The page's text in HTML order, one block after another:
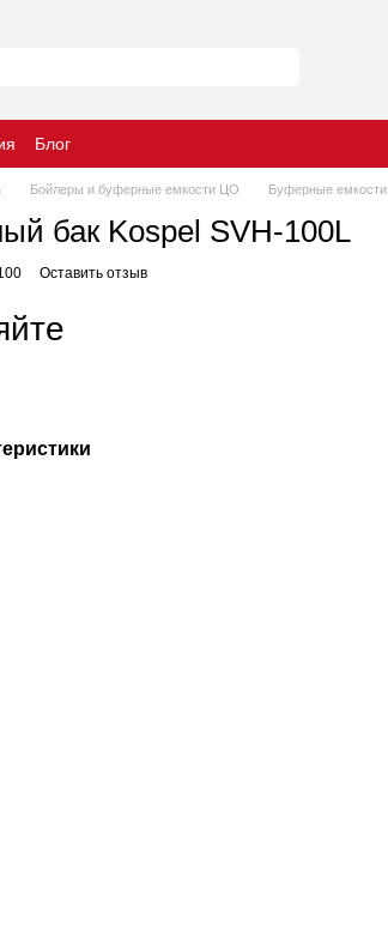
Блог
Бойлеры и буферные емкости ЦО Буферные емкости
бак Kospel SVH-100L
Оставить отзыв